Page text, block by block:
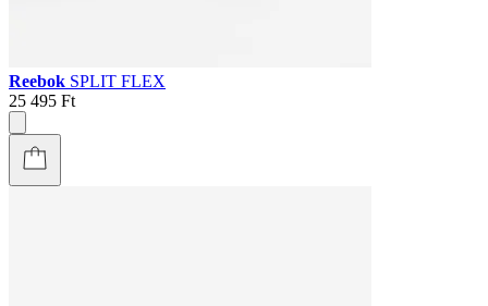
Reebok SPLIT FLEX
25 495 Ft